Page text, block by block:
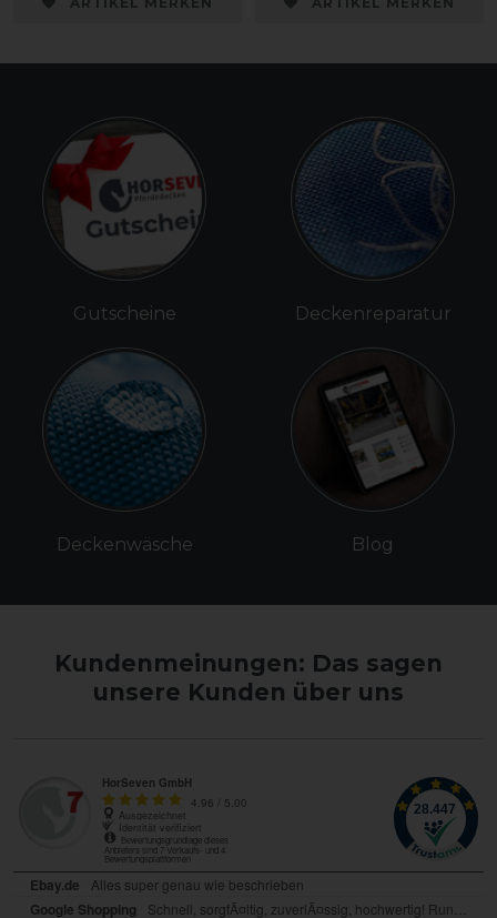
Gutscheine
Deckenwäsche
Deckenreparatur
Blog
Kundenmeinungen: Das sagen
unsere Kunden über uns